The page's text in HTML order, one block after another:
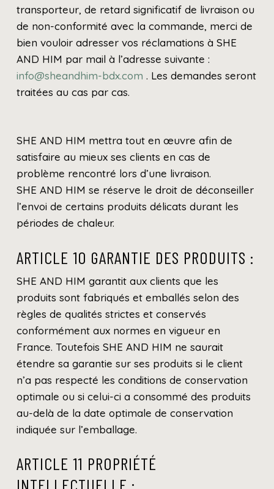
transporteur, de retard significatif de livraison ou
de non-conformité avec la commande, merci de
bien vouloir adresser vos réclamations à SHE
AND HIM par mail à l’adresse suivante :
info@sheandhim-bdx.com . Les demandes seront
traitées au cas par cas.
SHE AND HIM mettra tout en œuvre afin de
satisfaire au mieux ses clients en cas de
problème rencontré lors d’une livraison.
SHE AND HIM se réserve le droit de déconseiller
l’envoi de certains produits délicats durant les
périodes de chaleur.
ARTICLE 10 GARANTIE DES PRODUITS :
SHE AND HIM garantit aux clients que les
produits sont fabriqués et emballés selon des
règles de qualités strictes et conservés
conformément aux normes en vigueur en
France. Toutefois SHE AND HIM ne saurait
étendre sa garantie sur ses produits si le client
n’a pas respecté les conditions de conservation
optimale ou si celui-ci a consommé des produits
au-delà de la date optimale de conservation
indiquée sur l’emballage.
ARTICLE 11 PROPRIÉTÉ
INTELLECTUELLE :